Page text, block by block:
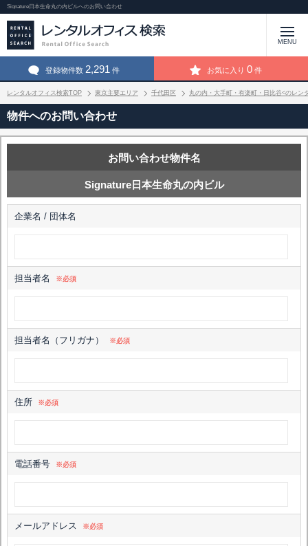
Signature日本生命丸の内ビルへのお問い合わせ
MENU
登録物件数 2,291 件 お気に入り 0 件
レンタルオフィス検索TOP 東京主要エリア 千代田区 丸の内・大手町・有楽町・日比谷<のレン
物件へのお問い合わせ
お問い合わせ物件名
Signature日本生命丸の内ビル
企業名 / 団体名
担当者名 ※必須
担当者名（フリガナ） ※必須
住所 ※必須
電話番号 ※必須
メールアドレス ※必須